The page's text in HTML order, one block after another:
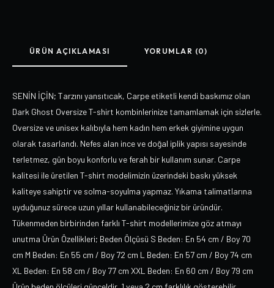
ÜRÜN AÇIKLAMASI YORUMLAR (0)
SENİN İÇİN; Tarzını yansıtıcak, Carpe etiketli kendi baskımız olan
Dark Ghost Oversize T-shirt kombinlerinize tamamlamak için sizlerle.
Oversize ve unisex kalıbıyla hem kadın hem erkek giyimine uygun
olarak tasarlandı. Nefes alan ince ve doğal iplik yapısı sayesinde
terletmez, gün boyu konforlu ve ferah bir kullanım sunar. Carpe
kalitesi ile üretilen T-shirt modelimizin üzerindeki baskı yüksek
kaliteye sahiptir ve solma-soyulma yapmaz. Yıkama talimatlarına
uyduğunuz sürece uzun yıllar kullanabileceğiniz bir üründür.
Tükenmeden birbirinden farklı T-shirt modellerimize göz atmayı
unutma Ürün Özellikleri; Beden Ölçüsü S Beden: En 54 cm / Boy 70
cm M Beden: En 55 cm / Boy 72 cm L Beden: En 57 cm / Boy 74 cm
XL Beden: En 58 cm / Boy 77 cm XXL Beden: En 60 cm / Boy 79 cm